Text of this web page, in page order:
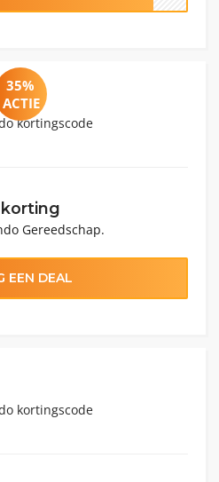
35%
ACTIE
korting
Gereedschap.
EEN DEAL